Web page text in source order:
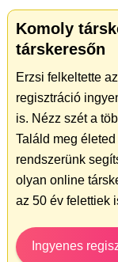
Komoly
társkeresőn
Erzsi felkeltette
regisztráció
is. Nézz szét a
Találd meg
rendszerünk
olyan online
az 50 év felettiek
Ingyenes